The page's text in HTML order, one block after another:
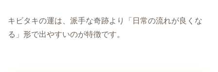
キビタキの運は、派手な奇跡より「日常の流れが良くな
る」形で出やすいのが特徴です。